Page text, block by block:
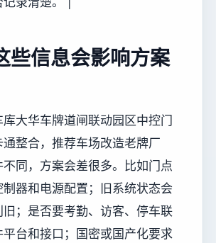
些信息会影响方案
库大华车牌道闸联动园区中控门
整合，推荐车场改造老牌厂
同，方案会差很多。比如门点
器和电源配置；旧系统状态会
旧；是否要考勤、访客、停车联
平台和接口；国密或国产化要求